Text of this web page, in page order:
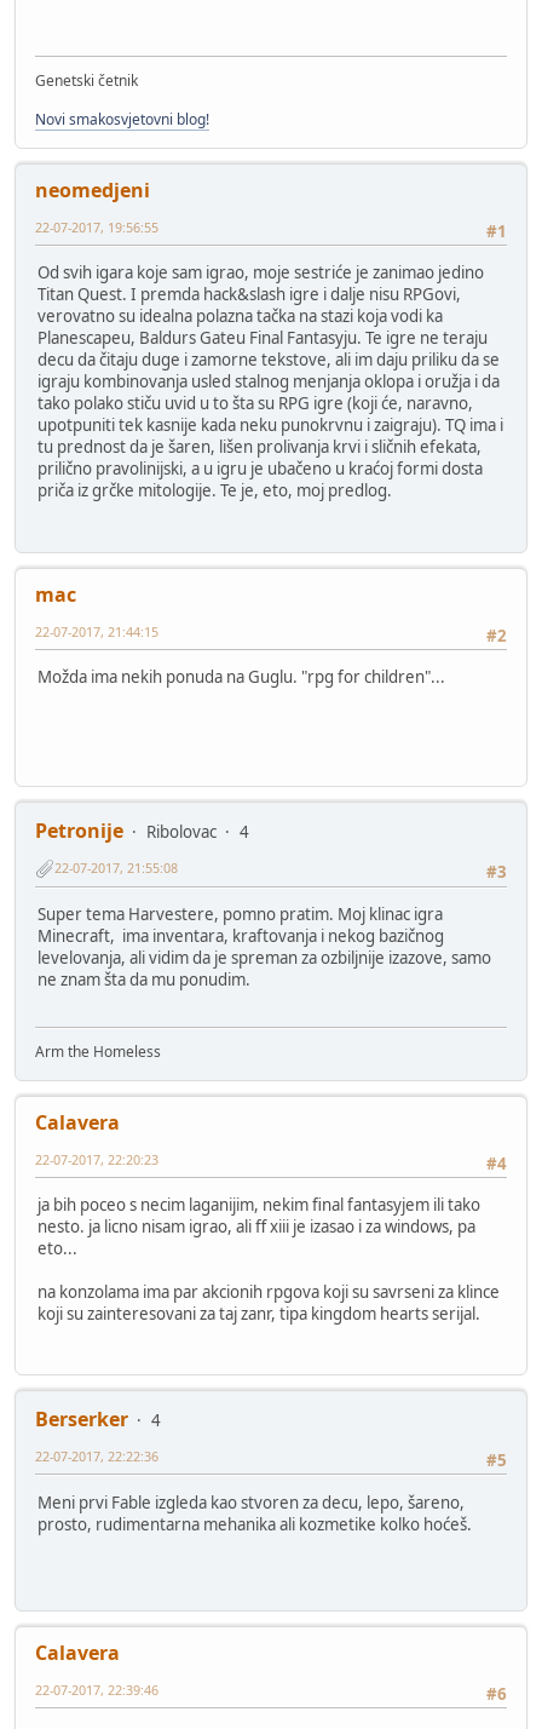
Genetski četnik
Novi smakosvjetovni blog!
neomedjeni
#1
22-07-2017, 19:56:55
Od svih igara koje sam igrao, moje sestriće je zanimao jedino
Titan Quest. I premda hack&slash igre i dalje nisu RPGovi,
verovatno su idealna polazna tačka na stazi koja vodi ka
Planescapeu, Baldurs Gateu Final Fantasyju. Te igre ne teraju
decu da čitaju duge i zamorne tekstove, ali im daju priliku da se
igraju kombinovanja usled stalnog menjanja oklopa i oružja i da
tako polako stiču uvid u to šta su RPG igre (koji će, naravno,
upotpuniti tek kasnije kada neku punokrvnu i zaigraju). TQ ima i
tu prednost da je šaren, lišen prolivanja krvi i sličnih efekata,
prilično pravolinijski, a u igru je ubačeno u kraćoj formi dosta
priča iz grčke mitologije. Te je, eto, moj predlog.
mac
#2
22-07-2017, 21:44:15
Možda ima nekih ponuda na Guglu. "rpg for children"...
Petronije Ribolovac
4
#3
22-07-2017, 21:55:08
Super tema Harvestere, pomno pratim. Moj klinac igra
Minecraft, ima inventara, kraftovanja i nekog bazičnog
levelovanja, ali vidim da je spreman za ozbiljnije izazove, samo
ne znam šta da mu ponudim.
Arm the Homeless
Calavera
#4
22-07-2017, 22:20:23
ja bih poceo s necim laganijim, nekim final fantasyjem ili tako
nesto. ja licno nisam igrao, ali ff xiii je izasao i za windows, pa
eto...
na konzolama ima par akcionih rpgova koji su savrseni za klince
koji su zainteresovani za taj zanr, tipa kingdom hearts serijal.
Berserker
4
#5
22-07-2017, 22:22:36
Meni prvi Fable izgleda kao stvoren za decu, lepo, šareno,
prosto, rudimentarna mehanika ali kozmetike kolko hoćeš.
Calavera
#6
22-07-2017, 22:39:46